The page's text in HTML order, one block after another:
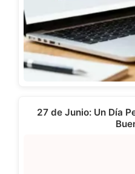
27 de Junio: Un Día